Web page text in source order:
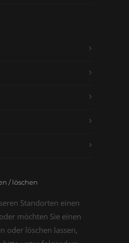
/ löschen
Standorten einen
möchten Sie einen
oder löschen lassen,